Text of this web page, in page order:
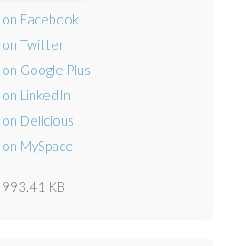
993.41 KB